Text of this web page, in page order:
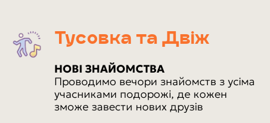
Тусовка та Двіж
НОВІ ЗНАЙОМСТВА
Проводимо вечори знайомств з усіма
учасниками подорожі, де кожен
зможе завести нових друзів